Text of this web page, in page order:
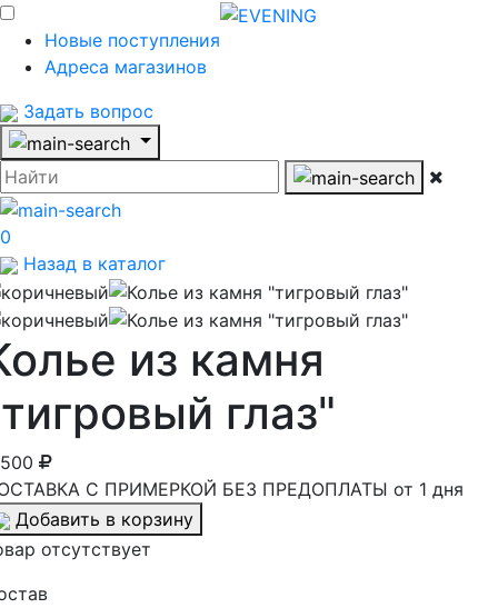
Новые поступления
Адреса магазинов
Задать вопрос
0
Назад в каталог
из камня
глаз"
С ПРИМЕРКОЙ БЕЗ ПРЕДОПЛАТЫ от 1 дня
Добавить в корзину
отсутствует